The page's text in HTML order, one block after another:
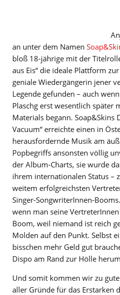
an unter dem Namen
bloß 18-jährige mit der
aus Eis“ die ideale Plattform
geniale Wiedergängerin jener
Legende gefunden – auch
Plaschg erst wesentlich später
Materials begann. Soap&Skins
Vacuum“ erreichte einen in
herausfordernde Musik am
Popbegriffs ansonsten völlig
der Album-Charts, sie wurde
ihrem internationalen Status –
weitem erfolgreichsten
Singer-SongwriterInnen-
wenn man seine
Boom, weil niemand ist reich
Molden auf den Punkt. Selbst
bisschen mehr Geld gut
Dispo am Rand zur Hölle
Und somit kommen wir zu
aller Gründe für das Erstarken